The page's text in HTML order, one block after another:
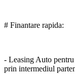
# Finantare rapida:
- Leasing Auto
prin intermediul